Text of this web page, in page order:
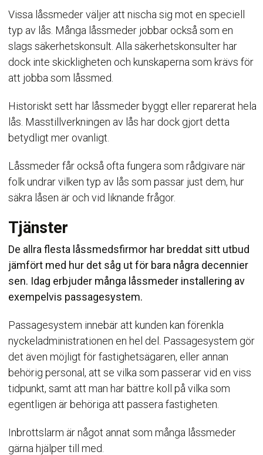
Vissa låssmeder väljer att nischa sig mot en speciell
typ av lås. Många låssmeder jobbar också som en
slags säkerhetskonsult. Alla säkerhetskonsulter har
dock inte skickligheten och kunskaperna som krävs för
att jobba som låssmed.
Historiskt sett har låssmeder byggt eller reparerat hela
lås. Masstillverkningen av lås har dock gjort detta
betydligt mer ovanligt.
Låssmeder får också ofta fungera som rådgivare när
folk undrar vilken typ av lås som passar just dem, hur
säkra låsen är och vid liknande frågor.
Tjänster
De allra flesta låssmedsfirmor har breddat sitt utbud
jämfört med hur det såg ut för bara några decennier
sen. Idag erbjuder många låssmeder installering av
exempelvis passagesystem.
Passagesystem innebär att kunden kan förenkla
nyckeladministrationen en hel del. Passagesystem gör
det även möjligt för fastighetsägaren, eller annan
behörig personal, att se vilka som passerar vid en viss
tidpunkt, samt att man har bättre koll på vilka som
egentligen är behöriga att passera fastigheten.
Inbrottslarm är något annat som många låssmeder
gärna hjälper till med.